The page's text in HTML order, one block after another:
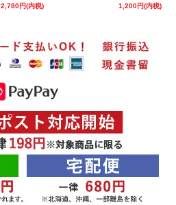
2,780円(内税) 1,200円(内税)